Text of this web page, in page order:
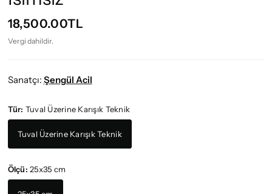
18,500.00TL
Vergi dahildir.
Sanatçı: Şengül Acil
Tür: Tuval Üzerine Karışık Teknik
Tuval Üzerine Karışık Teknik
Ölçü:25x35 cm